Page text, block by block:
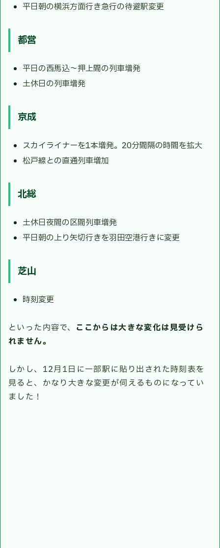
平日朝の横浜方面行き急行の待避駅変更
都営
平日の西馬込〜押上間の列車増発
土休日の列車増発
京成
スカイライナーを1本増発。20分間隔の時間を拡大
松戸線との直通列車増加
北総
土休日夜間の区間列車増発
平日朝の上り矢切行きを羽田空港行きに変更
芝山
時刻変更
といった内容で、 ここからは大きな変化は見受けら
れません。
しかし、12月1日に一部駅に貼り出された時刻表を
見ると、かなり大きな変更が伺えるものになってい
ました！